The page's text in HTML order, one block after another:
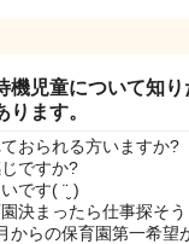
機児童について知
ます。
おられる方いますか?
ですか?
です( ¨̮ )
決まったら仕事探そう
らの保育園第一希望